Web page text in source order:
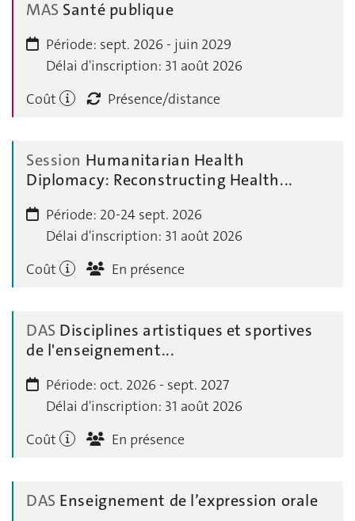
MAS Santé publique
Période: sept. 2026 - juin 2029
Délai d'inscription: 31 août 2026
Coût
Présence/distance
Session Humanitarian Health
Diplomacy: Reconstructing Health...
Période: 20-24 sept. 2026
Délai d'inscription: 31 août 2026
Coût
En présence
DAS Disciplines artistiques et sportives
de l'enseignement...
Période: oct. 2026 - sept. 2027
Délai d'inscription: 31 août 2026
Coût
En présence
DAS Enseignement de l’expression orale